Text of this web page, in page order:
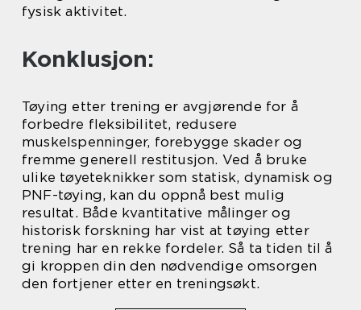
fysisk aktivitet.
Konklusjon:
Tøying etter trening er avgjørende for å
forbedre fleksibilitet, redusere
muskelspenninger, forebygge skader og
fremme generell restitusjon. Ved å bruke
ulike tøyeteknikker som statisk, dynamisk og
PNF-tøying, kan du oppnå best mulig
resultat. Både kvantitative målinger og
historisk forskning har vist at tøying etter
trening har en rekke fordeler. Så ta tiden til å
gi kroppen din den nødvendige omsorgen
den fortjener etter en treningsøkt.